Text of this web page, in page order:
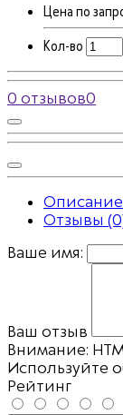
Цена по
Кол-во
0 отзывов0
Описание
Отзывы
Ваше имя:
Ваш отзыв
Внимание:
Используйте
Рейтинг